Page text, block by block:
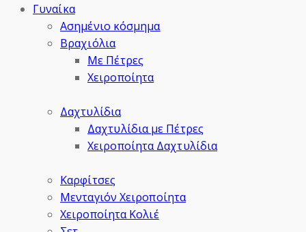
Γυναίκα
Ασημένιο κόσμημα
Βραχιόλια
Με Πέτρες
Χειροποίητα
Δαχτυλίδια
Δαχτυλίδια με Πέτρες
Χειροποίητα Δαχτυλίδια
Καρφίτσες
Μενταγιόν Χειροποίητα
Χειροποίητα Κολιέ